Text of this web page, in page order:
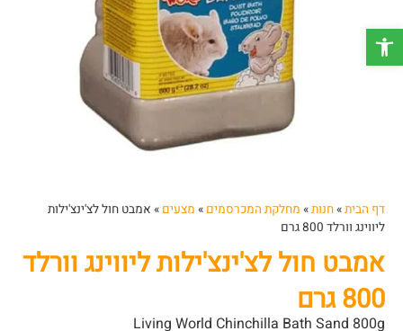
פתח סרגל נגישות
דף הבית»חנות» מחלקת המכרסמים » מצעים » אמבט חול לצ'ינצ'ילות
ליווינג וורלד 800 גרם
אמבט חול לצ'ינצ'ילות ליווינג וורלד
800 גרם
Living World Chinchilla Bath Sand 800g